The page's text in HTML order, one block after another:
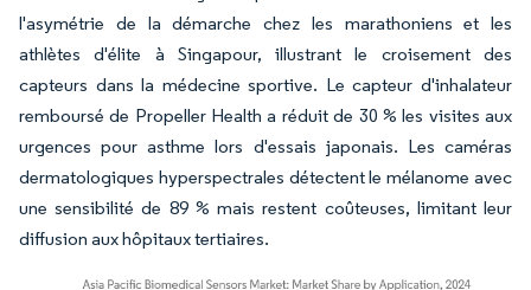
l'asymétrie de la démarche chez les marathoniens et les
athlètes d'élite à Singapour, illustrant le croisement des
capteurs dans la médecine sportive. Le capteur d'inhalateur
remboursé de Propeller Health a réduit de 30 % les visites aux
urgences pour asthme lors d'essais japonais. Les caméras
dermatologiques hyperspectrales détectent le mélanome avec
une sensibilité de 89 % mais restent coûteuses, limitant leur
diffusion aux hôpitaux tertiaires.